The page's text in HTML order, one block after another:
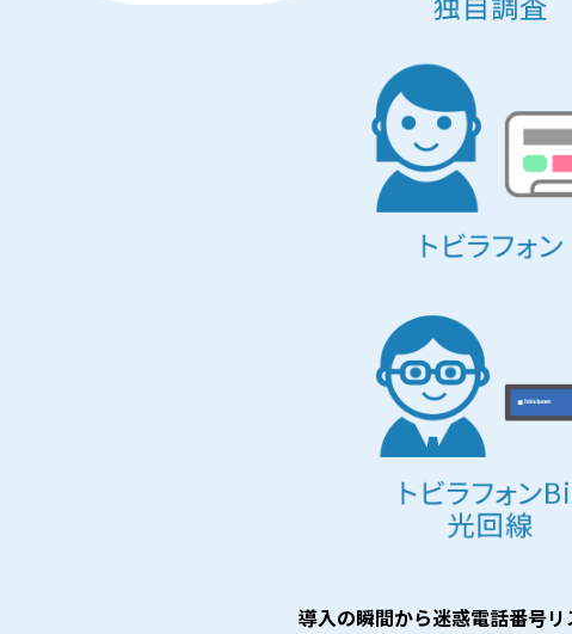
導入の瞬間から迷惑電話番号